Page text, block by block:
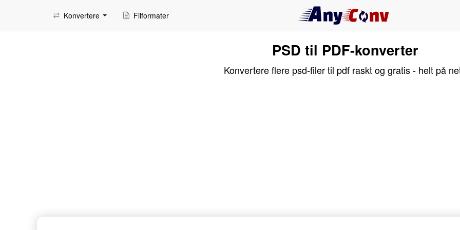
Konvertere Filformater
PSD til PDF-konverter
Konvertere flere psd-filer til pdf raskt og gratis - helt på